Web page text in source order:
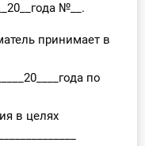
№__.
принимает в
по
в целях